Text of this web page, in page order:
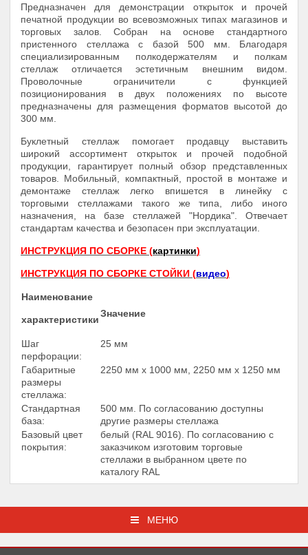
Предназначен для демонстрации открыток и прочей
печатной продукции во всевозможных типах магазинов и
торговых залов. Собран на основе стандартного
пристенного стеллажа с базой 500 мм. Благодаря
специализированным полкодержателям и полкам
стеллаж отличается эстетичным внешним видом.
Проволочные ограничители с функцией
позиционирования в двух положениях по высоте
предназначены для размещения форматов высотой до
300 мм.
Буклетный стеллаж помогает продавцу выставить
широкий ассортимент открыток и прочей подобной
продукции, гарантирует полный обзор представленных
товаров. Мобильный, компактный, простой в монтаже и
демонтаже стеллаж легко впишется в линейку с
торговыми стеллажами такого же типа, либо иного
назначения, на базе стеллажей "Нордика". Отвечает
стандартам качества и безопасен при эксплуатации.
ИНСТРУКЦИЯ ПО СБОРКЕ (картинки)
ИНСТРУКЦИЯ ПО СБОРКЕ СТОЙКИ (видео)
Наименование
характеристики
Значение
Шаг
перфорации:
25 мм
Габаритные
размеры
стеллажа:
2250 мм х 1000 мм, 2250 мм х 1250 мм
Стандартная
база:
500 мм. По согласованию доступны
другие размеры стеллажа
Базовый цвет
покрытия:
белый (RAL 9016). По согласованию с
заказчиком изготовим торговые
стеллажи в выбранном цвете по
каталогу RAL
МЕНЮ